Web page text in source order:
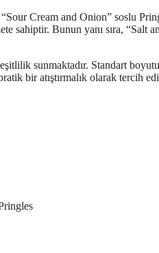
Cream and Onion” soslu
sahiptir. Bunun yanı sıra,
sunmaktadır. Standart
bir atıştırmalık olarak tercih